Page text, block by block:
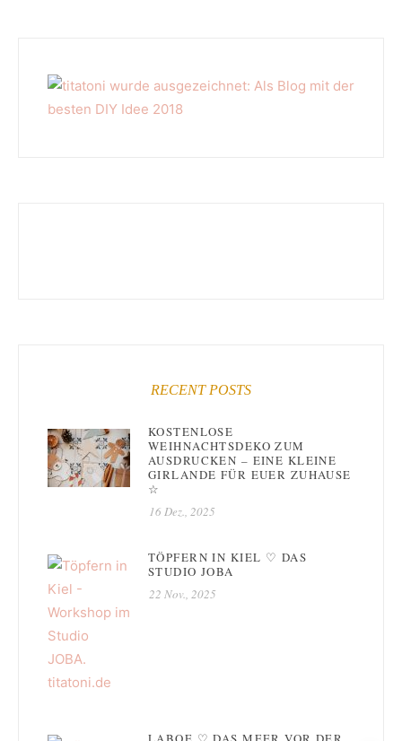
RECENT POSTS
KOSTENLOSE
WEIHNACHTSDEKO ZUM
AUSDRUCKEN – EINE KLEINE
GIRLANDE FÜR EUER ZUHAUSE
☆
16 Dez., 2025
TÖPFERN IN KIEL ♡ DAS
STUDIO JOBA
22 Nov., 2025